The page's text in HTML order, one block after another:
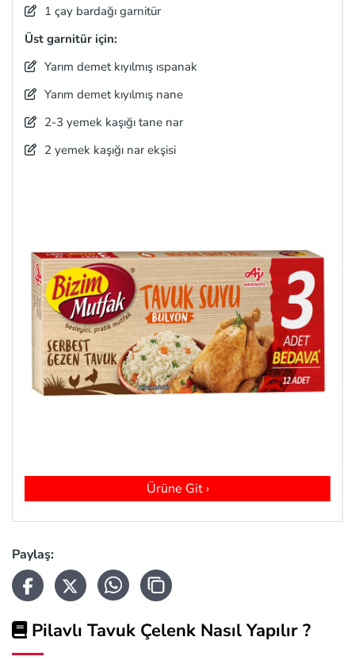
1 çay bardağı garnitür
Üst garnitür için:
Yarım demet kıyılmış ıspanak
Yarım demet kıyılmış nane
2-3 yemek kaşığı tane nar
2 yemek kaşığı nar ekşisi
Ürüne Git ›
Paylaş:
Pilavlı Tavuk Çelenk Nasıl Yapılır ?